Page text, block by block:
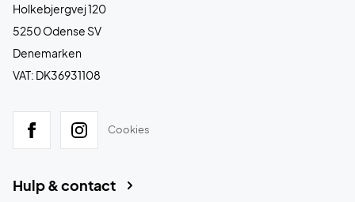
Holkebjergvej 120
5250 Odense SV
Denemarken
VAT: DK36931108
Cookies
Hulp & contact